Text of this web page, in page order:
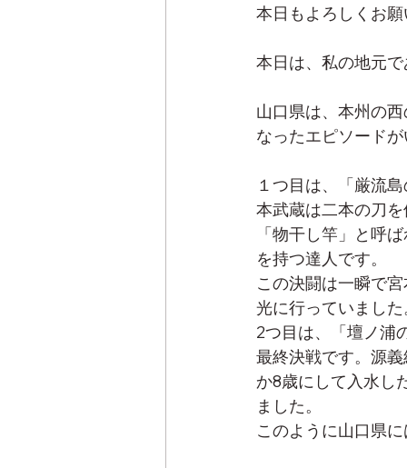
本日もよろしくお
本日は、私の地元
山口県は、本州の
なったエピソード
１つ目は、「厳流
本武蔵は二本の刀
「物干し竿」と呼
を持つ達人です。
この決闘は一瞬で
光に行っていまし
2つ目は、「壇ノ浦
最終決戦です。源
か8歳にして入水し
ました。
このように山口県